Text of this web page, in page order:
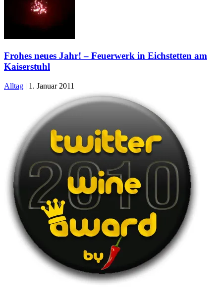
Frohes neues Jahr! – Feuerwerk in Eichstetten am
Kaiserstuhl
Alltag | 1. Januar 2011